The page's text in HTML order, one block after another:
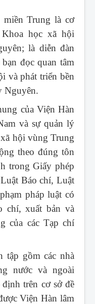
Trung là cơ
học xã hội
là diễn đàn
đọc quan tâm
và phát triển bền
Nguyên.
của Viện Hàn
và sự quản lý
hội vùng Trung
theo đúng tôn
trong Giấy phép
Báo chí, Luật
pháp luật có
chí, xuất bản và
của các Tạp chí
gồm các nhà
nước và ngoài
trên cơ sở đề
Viện Hàn lâm